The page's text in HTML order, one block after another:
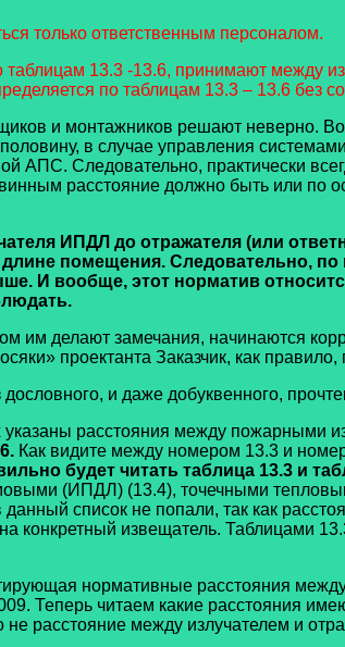
только ответственным персоналом.
13.3 -13.6, принимают между
по таблицам 13.3 – 13.6 без
и монтажников решают неверно.
в случае управления
АПС. Следовательно, практически
расстояние должно быть или по
ИПДЛ до отражателя (или
длине помещения. Следовательно,
И вообще, этот норматив
делают замечания, начинаются
проектанта Заказчик, как правило,
и даже добуквенного,
расстояния между пожарными
Как видите между номером 13.3 и
будет читать таблица 13.3 и
(ИПДЛ) (13.4), точечными
список не попали, так как
конкретный извещатель. Таблицами
нормативные расстояния
Теперь читаем какие расстояния
расстояние между излучателем и